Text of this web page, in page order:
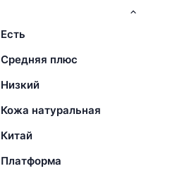
Есть
Средняя плюс
Низкий
Кожа натуральная
Китай
Платформа